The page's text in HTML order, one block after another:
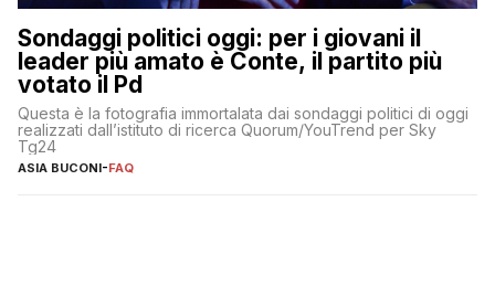
Sondaggi politici oggi: per i giovani il
leader più amato è Conte, il partito più
votato il Pd
Questa è la fotografia immortalata dai sondaggi politici di oggi
realizzati dall’istituto di ricerca Quorum/YouTrend per Sky
Tg24
ASIA BUCONI-FAQ